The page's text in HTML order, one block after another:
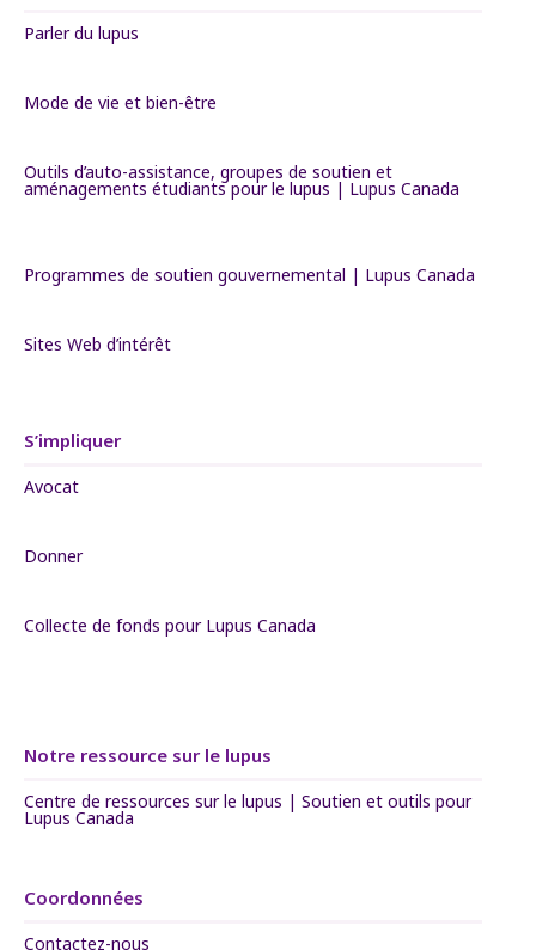
Parler du lupus
Mode de vie et bien-être
Outils d’auto-assistance, groupes de soutien et
aménagements étudiants pour le lupus | Lupus Canada
Programmes de soutien gouvernemental | Lupus Canada
Sites Web d’intérêt
S’impliquer
Avocat
Donner
Collecte de fonds pour Lupus Canada
Notre ressource sur le lupus
Centre de ressources sur le lupus | Soutien et outils pour
Lupus Canada
Coordonnées
Contactez-nous